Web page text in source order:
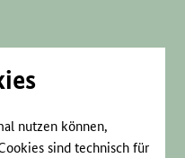
nutzen können,
sind technisch für